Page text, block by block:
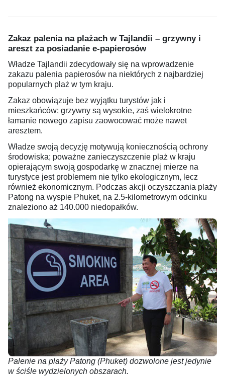
Zakaz palenia na plażach w Tajlandii – grzywny i
areszt za posiadanie e-papierosów
Władze Tajlandii zdecydowały się na wprowadzenie
zakazu palenia papierosów na niektórych z najbardziej
popularnych plaż w tym kraju.
Zakaz obowiązuje bez wyjątku turystów jak i
mieszkańców; grzywny są wysokie, zaś wielokrotne
łamanie nowego zapisu zaowocować może nawet
aresztem.
Władze swoją decyzję motywują koniecznością ochrony
środowiska; poważne zanieczyszczenie plaż w kraju
opierającym swoją gospodarkę w znacznej mierze na
turystyce jest problemem nie tylko ekologicznym, lecz
również ekonomicznym. Podczas akcji oczyszczania plaży
Patong na wyspie Phuket, na 2.5-kilometrowym odcinku
znaleziono aż 140.000 niedopałków.
Palenie na plaży Patong (Phuket) dozwolone jest jedynie
w ściśle wydzielonych obszarach.